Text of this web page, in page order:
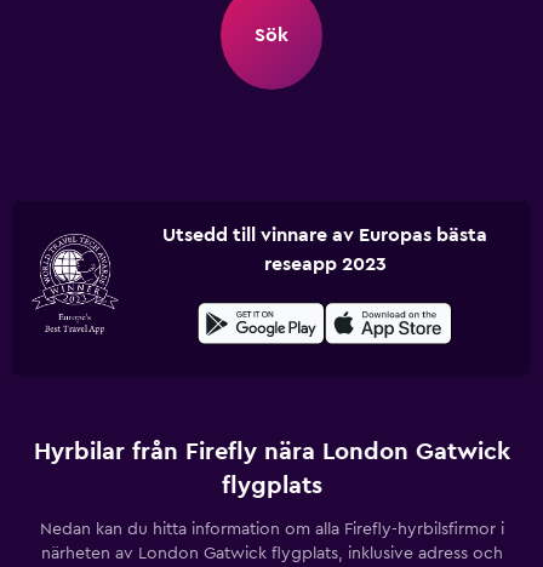
Sök
Utsedd till vinnare av Europas bästa
reseapp 2023
Hyrbilar från Firefly nära London Gatwick
flygplats
Nedan kan du hitta information om alla Firefly-hyrbilsfirmor i
närheten av London Gatwick flygplats, inklusive adress och